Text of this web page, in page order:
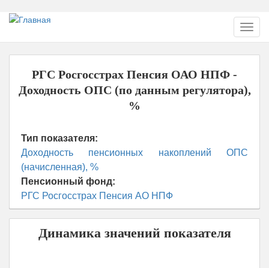
Перейти
основному
содержанию
РГС Росгосстрах Пенсия ОАО НПФ -
Доходность ОПС (по данным регулятора),
%
Тип показателя:
Доходность пенсионных накоплений ОПС
(начисленная), %
Пенсионный фонд:
РГС Росгосстрах Пенсия АО НПФ
Динамика значений показателя